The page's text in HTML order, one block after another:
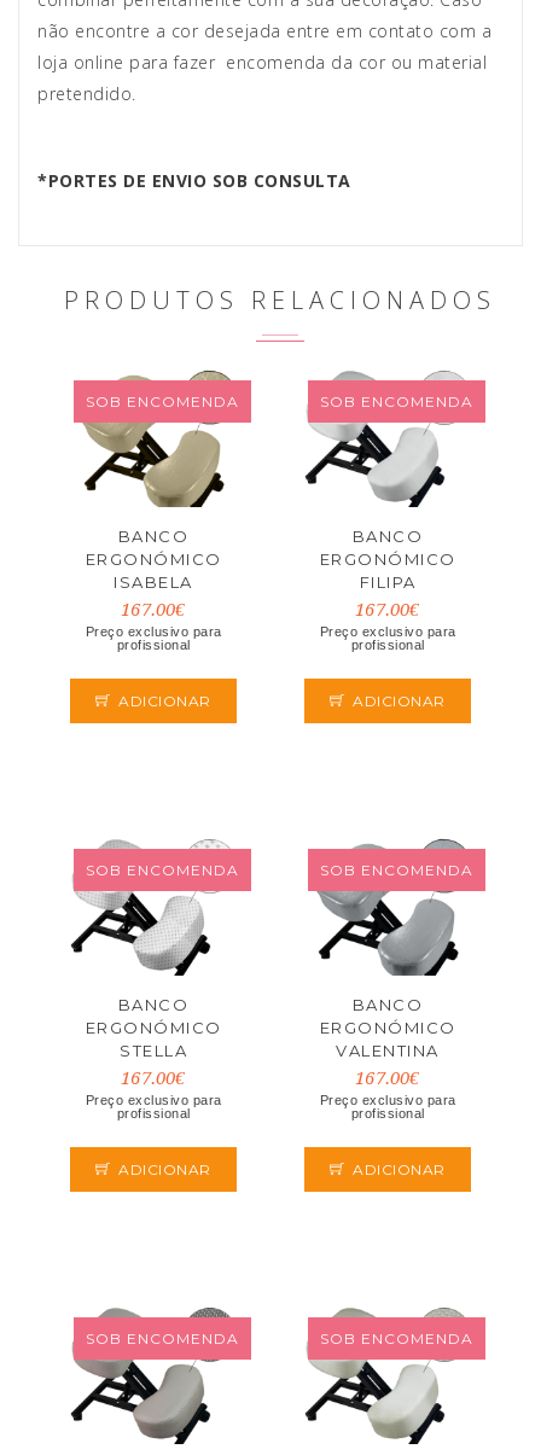
não encontre a cor desejada entre em contato com a
loja online para fazer encomenda da cor ou material
pretendido.
*PORTES DE ENVIO SOB CONSULTA
PRODUTOS RELACIONADOS
SOB ENCOMENDA
BANCO
ERGONÓMICO
ISABELA
167.00€
Preço exclusivo para
profissional
ADICIONAR
SOB ENCOMENDA
BANCO
ERGONÓMICO
FILIPA
167.00€
Preço exclusivo para
profissional
ADICIONAR
SOB ENCOMENDA
BANCO
ERGONÓMICO
STELLA
167.00€
Preço exclusivo para
profissional
ADICIONAR
SOB ENCOMENDA
BANCO
ERGONÓMICO
VALENTINA
167.00€
Preço exclusivo para
profissional
ADICIONAR
SOB ENCOMENDA SOB ENCOMENDA